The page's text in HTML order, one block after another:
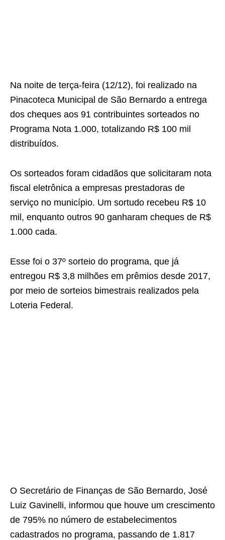
Na noite de terça-feira (12/12), foi realizado na
Pinacoteca Municipal de São Bernardo a entrega
dos cheques aos 91 contribuintes sorteados no
Programa Nota 1.000, totalizando R$ 100 mil
distribuídos.
Os sorteados foram cidadãos que solicitaram nota
fiscal eletrônica a empresas prestadoras de
serviço no município. Um sortudo recebeu R$ 10
mil, enquanto outros 90 ganharam cheques de R$
1.000 cada.
Esse foi o 37º sorteio do programa, que já
entregou R$ 3,8 milhões em prêmios desde 2017,
por meio de sorteios bimestrais realizados pela
Loteria Federal.
O Secretário de Finanças de São Bernardo, José
Luiz Gavinelli, informou que houve um crescimento
de 795% no número de estabelecimentos
cadastrados no programa, passando de 1.817